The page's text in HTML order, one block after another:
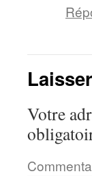
Votre